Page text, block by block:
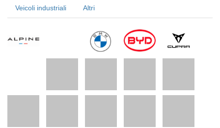
Veicoli industriali Altri